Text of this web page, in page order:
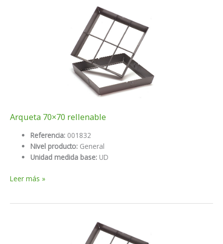
Arqueta 70×70 rellenable
Referencia: 001832
Nivel producto: General
Unidad medida base: UD
Arqueta
Leer más »